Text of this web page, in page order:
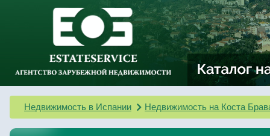
Недвижимость в Испании Недвижимость на Коста